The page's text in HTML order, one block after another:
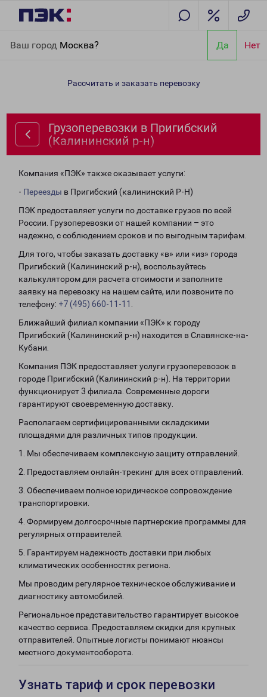
Ваш город Москва? Да Нет
(Калининский р-н)
Рассчитать и заказать перевозку
Грузоперевозки в Пригибский
(Калининский р-н)
Компания «ПЭК» также оказывает услуги:
- Переезды в Пригибский (калининский Р-Н)
ПЭК предоставляет услуги по доставке грузов по всей
России. Грузоперевозки от нашей компании – это
надежно, с соблюдением сроков и по выгодным тарифам.
Для того, чтобы заказать доставку «в» или «из» города
Пригибский (Калининский р-н), воспользуйтесь
калькулятором для расчета стоимости и заполните
заявку на перевозку на нашем сайте, или позвоните по
телефону: +7 (495) 660-11-11
Ближайший филиал компании «ПЭК» к городу
Пригибский (Калининский р-н) находится в Славянске-на-
Кубани.
Компания ПЭК предоставляет услуги грузоперевозок в
городе Пригибский (Калининский р-н). На территории
функционирует 3 филиала. Современные дороги
гарантируют своевременную доставку.
Располагаем сертифицированными складскими
площадями для различных типов продукции.
1. Мы обеспечиваем комплексную защиту отправлений.
2. Предоставляем онлайн-трекинг для всех отправлений.
3. Обеспечиваем полное юридическое сопровождение
транспортировки.
4. Формируем долгосрочные партнерские программы для
регулярных отправителей.
5. Гарантируем надежность доставки при любых
климатических особенностях региона.
Мы проводим регулярное техническое обслуживание и
диагностику автомобилей.
Региональное представительство гарантирует высокое
качество сервиса. Предоставляем скидки для крупных
отправителей. Опытные логисты понимают нюансы
местного документооборота.
Узнать тариф и срок перевозки